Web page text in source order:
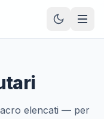
elencati — per